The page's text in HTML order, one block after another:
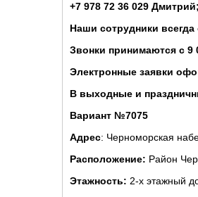
+7 978 72 36 029
Наши сотрудники
Звонки принимаются с 9
Электронные заявки
В выходные и
Вариант №7075
Адрес: Черноморская
Расположение: Район
Этажность: 2-х этажный